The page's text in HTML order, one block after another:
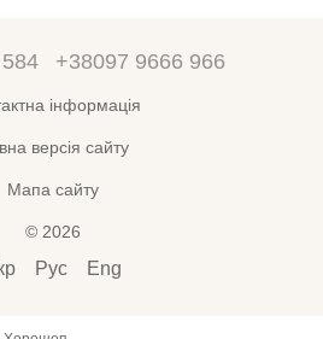
+38097 9666 966
інформація
версія сайту
Мапа сайту
© 2026
Рус Eng